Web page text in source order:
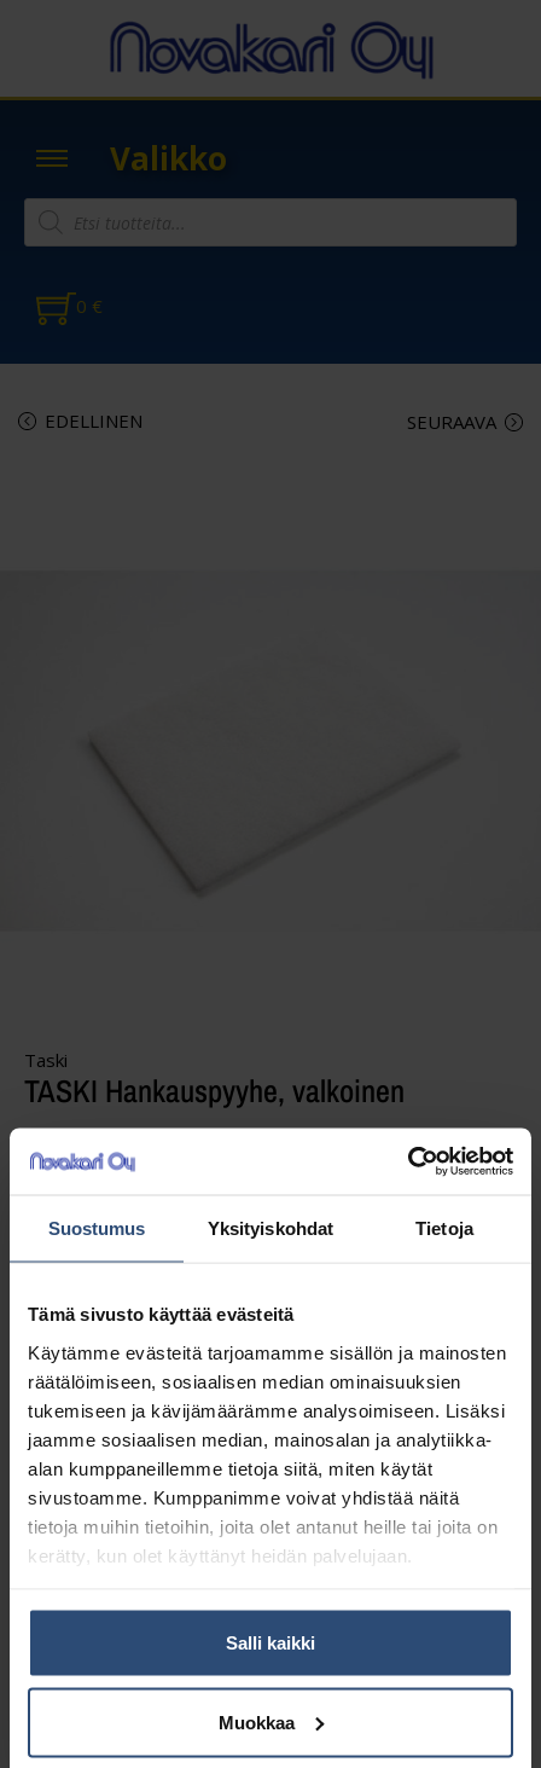
Suostumus Yksityiskohdat Tietoja
Tämä sivusto käyttää evästeitä
Käytämme evästeitä tarjoamamme sisällön ja mainosten
räätälöimiseen, sosiaalisen median ominaisuuksien
tukemiseen ja kävijämäärämme analysoimiseen. Lisäksi
jaamme sosiaalisen median, mainosalan ja analytiikka-
alan kumppaneillemme tietoja siitä, miten käytät
sivustoamme. Kumppanimme voivat yhdistää näitä
tietoja muihin tietoihin, joita olet antanut heille tai joita on
kerätty, kun olet käyttänyt heidän palvelujaan.
Salli kaikki
Muokkaa
Valikko
0 €
EDELLINEN SEURAAVA
Taski
TASKI Hankauspyyhe, valkoinen
Koko 15 x 22 cm, valkoinen
1,05€ alv 0%
Täydessä laatikossa 10 kpl (10,50 € / ltk)
LISÄÄ OSTOSKORIIN
Yhteensä: 1,05 €
Tuotetunnus (SKU):7515027
Osasto: Hankauspesimet